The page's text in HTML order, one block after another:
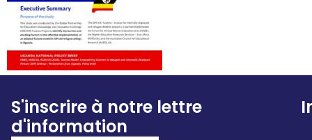
S'inscrire à notre lettre
d'information